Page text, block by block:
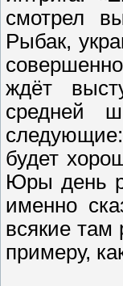
смотрел
Рыбак,
ждёт
средней
будет
Юры день
именно
всякие там
примеру,